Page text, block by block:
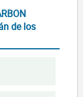
de los